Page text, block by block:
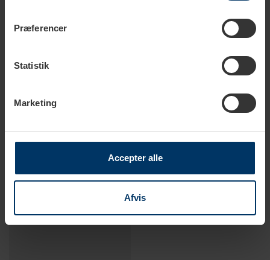
Præferencer
Statistik
Marketing
Accepter alle
Afvis
Motta Latte Art Pen Rød